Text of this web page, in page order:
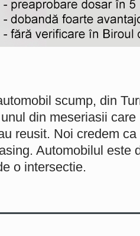
scump, din
din meseriasii
reusit. Noi credem
Automobilul este
o intersectie.